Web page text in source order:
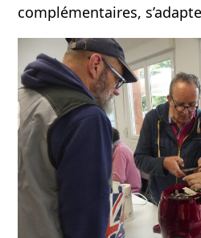
complémentaires,